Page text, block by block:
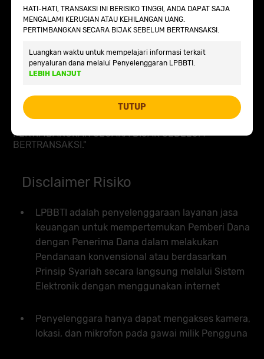
Atau
TINGGI. ANDA DAPAT SAJA MENGALAMI KERUGIAN
ATAU KEHILANGAN UANG. JANGAN BERUTANG JIKA
TIDAK MEMILIKI KEMAMPUAN MEMBAYAR.
PERTIMBANGKAN SECARA BIJAK SEBELUM
BERTRANSAKSI."
Disclaimer Risiko
LPBBTI adalah penyelenggaraan layanan jasa
keuangan untuk mempertemukan Pemberi Dana
dengan Penerima Dana dalam melakukan
Pendanaan konvensional atau berdasarkan
Prinsip Syariah secara langsung melalui Sistem
Elektronik dengan menggunakan internet
Penyelenggara hanya dapat mengakses kamera,
lokasi, dan mikrofon pada gawai milik Pengguna
HATI-HATI, TRANSAKSI INI BERISIKO TINGGI, ANDA DAPAT SAJA
MENGALAMI KERUGIAN ATAU KEHILANGAN UANG.
PERTIMBANGKAN SECARA BIJAK SEBELUM BERTRANSAKSI.
Luangkan waktu untuk mempelajari informasi terkait
penyaluran dana melalui Penyelenggaran LPBBTI.
LEBIH LANJUT
TUTUP